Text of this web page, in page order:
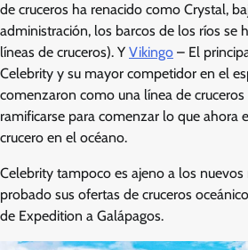
de cruceros ha renacido como Crystal,
administración, los barcos de los ríos se
líneas de cruceros). Y Vikingo – El
Celebrity y su mayor competidor en el
comenzaron como una línea de
ramificarse para comenzar lo que ahora
crucero en el océano.
Celebrity tampoco es ajeno a los nuevos
probado sus ofertas de cruceros
de Expedition a Galápagos.